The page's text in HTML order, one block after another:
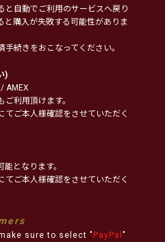
自動でご利用のサービスへ戻り
と購入が失敗する可能性がありま
続きをおこなってください。
)
AMEX
利用頂けます。
ご本人様確認をさせていただく
となります。
ご本人様確認をさせていただく
sure to select " PayPal "